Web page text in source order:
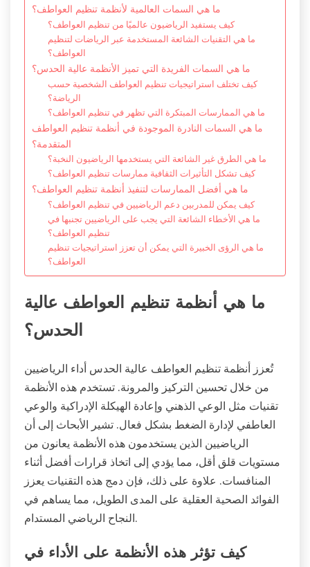
ما هي السمات العالمية لأنظمة تنظيم العواطف؟
كيف يستفيد الرياضيون عالميًا من تنظيم العواطف؟
ما هي التقنيات الشائعة المستخدمة عبر الرياضات لتنظيم
العواطف؟
ما هي السمات الفريدة التي تميز الأنظمة عالية الحدس؟
كيف تختلف استراتيجيات تنظيم العواطف الشخصية حسب
الرياضة؟
ما هي الممارسات المبتكرة التي تظهر في تنظيم العواطف؟
ما هي السمات النادرة الموجودة في أنظمة تنظيم العواطف
المتقدمة؟
ما هي الطرق غير الشائعة التي يستخدمها الرياضيون النخبة؟
كيف تشكل التأثيرات الثقافية ممارسات تنظيم العواطف؟
ما هي أفضل الممارسات لتنفيذ أنظمة تنظيم العواطف؟
كيف يمكن للمدربين دعم الرياضيين في تنظيم العواطف؟
ما هي الأخطاء الشائعة التي يجب على الرياضيين تجنبها في
تنظيم العواطف؟
ما هي الرؤى الخبيرة التي يمكن أن تعزز استراتيجيات تنظيم
العواطف؟
ما هي أنظمة تنظيم العواطف عالية
الحدس؟
تُعزز أنظمة تنظيم العواطف عالية الحدس أداء الرياضيين
من خلال تحسين التركيز والمرونة. تستخدم هذه الأنظمة
تقنيات مثل الوعي الذهني وإعادة الهيكلة الإدراكية والوعي
العاطفي لإدارة الضغط بشكل فعال. تشير الأبحاث إلى أن
الرياضيين الذين يستخدمون هذه الأنظمة يعانون من
مستويات قلق أقل، مما يؤدي إلى اتخاذ قرارات أفضل أثناء
المنافسات. علاوة على ذلك، فإن دمج هذه التقنيات يعزز
الفوائد الصحية العقلية على المدى الطويل، مما يساهم في
النجاح الرياضي المستدام.
كيف تؤثر هذه الأنظمة على الأداء في